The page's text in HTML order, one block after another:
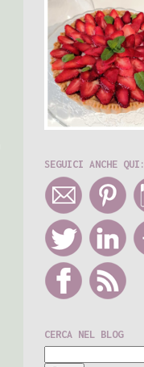
SEGUICI ANCHE QUI:
CERCA NEL BLOG